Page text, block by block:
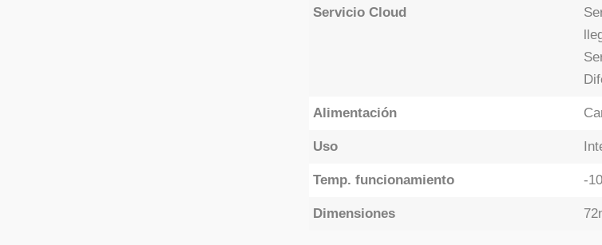
Servicio Cloud
Alimentación
Uso
Temp. funcionamiento -
Dimensiones